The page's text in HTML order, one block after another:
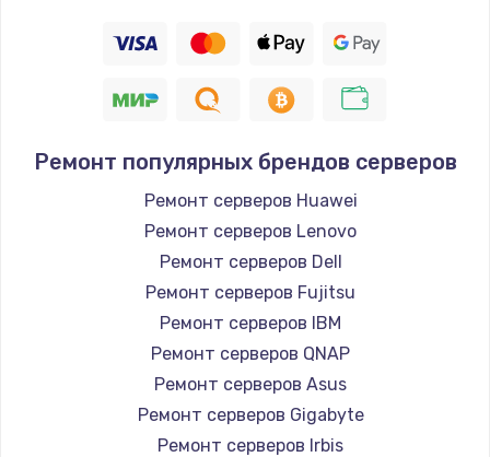
1200 руб.
Настройка ОС
Заказать
Чистка от пыли
Заказать
Замена южного моста
Ремонт популярных брендов серверов
Ремонт серверов Huawei
Ремонт серверов Lenovo
Ремонт серверов Dell
Ремонт серверов Fujitsu
Ремонт серверов IBM
Ремонт серверов QNAP
Ремонт серверов Asus
Ремонт серверов Gigabyte
Ремонт серверов Irbis